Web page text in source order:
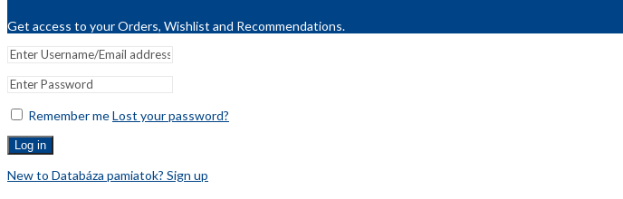
Get access to your Orders, Wishlist and Recommendations.
Remember meLost your password?
Log in
New to Databáza pamiatok? Sign up